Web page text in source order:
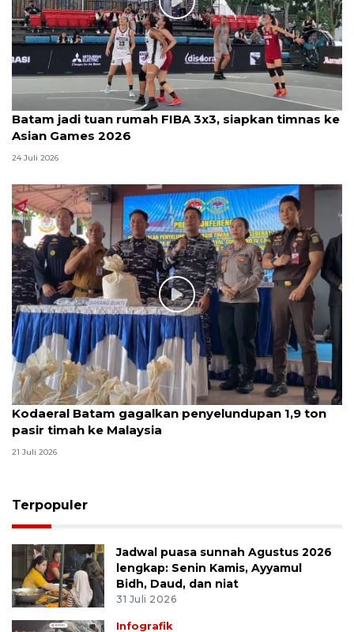
Batam jadi tuan rumah FIBA 3x3, siapkan timnas ke
Asian Games 2026
24 Juli 2026
Kodaeral Batam gagalkan penyelundupan 1,9 ton
pasir timah ke Malaysia
21 Juli 2026
Terpopuler
Jadwal puasa sunnah Agustus 2026
lengkap: Senin Kamis, Ayyamul
Bidh, Daud, dan niat
31 Juli 2026
Infografik